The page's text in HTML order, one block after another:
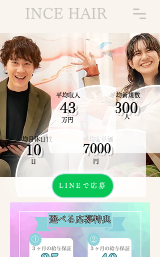
INCE HAIR
平均月休日数
平均新規数
300
平均客単価
万円 人
7000
43
平均収入
10
日 ​円
LINEで応募